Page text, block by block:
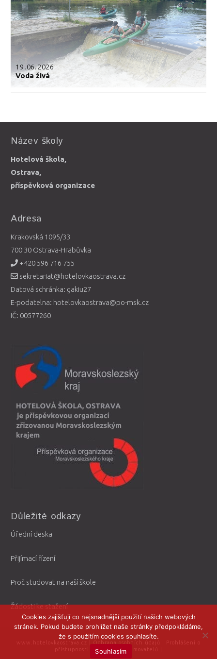
19.06.2026
Voda živá
Název školy
Hotelová škola,
Ostrava,
příspěvková organizace
Adresa
Krakovská 1095/33
700 30 Ostrava-Hrabůvka
+420 596 716 755
sekretariat@hotelovkaostrava.cz
Datová schránka: gakiu27
E-podatelna: hotelovkaostrava@po-msk.cz
IČ: 00577260
Důležité odkazy
Úřední deska
Přijímací řízení
Proč studovat na naší škole
Žádosti ke stažení
www.hotelovkaostrava.cz Ochrana osobních údajů
Prohlášení o
přístupnosti
Ochrana oznamovatelů
Cookies zajišťují co nejsnadnější použití našich webových
stránek. Pokud budete prohlížet naše stránky předpokládáme,
že s použitím cookies souhlasíte.
Souhlasím